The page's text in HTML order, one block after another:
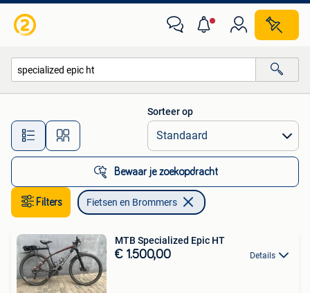
Alle afstanden…
Sorteer op
Bewaar je zoekopdracht
Filters Fietsen en Brommers
MTB Specialized Epic HT
€ 1.500,00 Details